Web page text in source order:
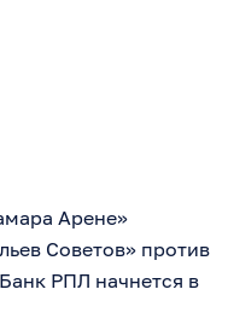
Арене»
Советов» против
РПЛ начнется в